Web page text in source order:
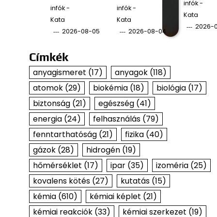
infók -
Kata
2026-08-05
infók -
Kata
2026-08-04
infók -
Kata
2026-
Címkék
anyagismeret (17) anyagok(118)
atomok(29) biokémia(18) biológia(17)
biztonság(21) egészség(41)
energia(24) felhasználás(79)
fenntarthatóság(21) fizika(40)
gázok(28) hidrogén(19)
hőmérséklet (17) ipar(35) izoméria(25)
kovalens kötés(27) kutatás(15)
kémia(610) kémiai képlet (21)
kémiai reakciók(33) kémiai szerkezet (19)